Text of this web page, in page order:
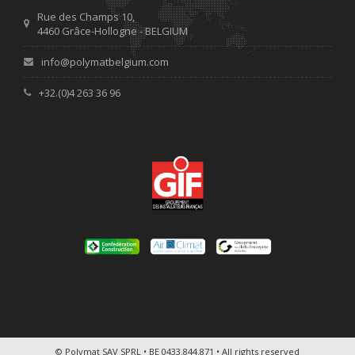
Rue des Champs 10,
4460 Grâce-Hollogne - BELGIUM
info@polymatbelgium.com
+32.(0)4 263 36 96
© Polymat SAV SPRL • BE 0433.844.871 • All rights reserved